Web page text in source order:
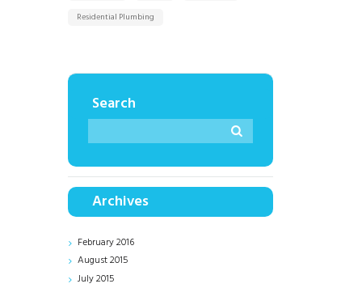
Residential Plumbing
Search
Archives
February2016
August2015
July2015